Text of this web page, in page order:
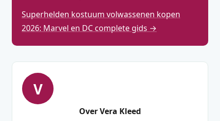
Superhelden kostuum volwassenen kopen
2026: Marvel en DC complete gids →
V
Over Vera Kleed